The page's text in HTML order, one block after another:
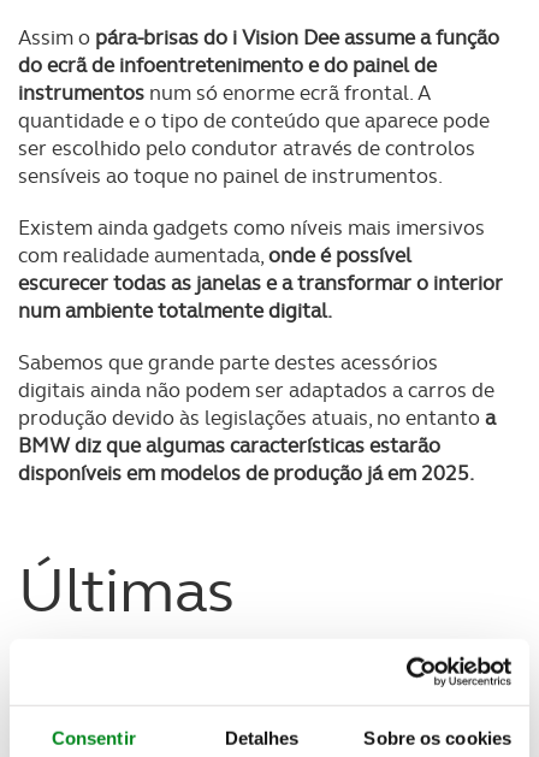
Consentir Detalhes Sobre os cookies
Assim o pára-brisas do i Vision Dee assume a função
do ecrã de infoentretenimento e do painel de
instrumentos num só enorme ecrã frontal. A
quantidade e o tipo de conteúdo que aparece pode
ser escolhido pelo condutor através de controlos
sensíveis ao toque no painel de instrumentos.
Existem ainda gadgets como níveis mais imersivos
com realidade aumentada,onde é possível
escurecer todas as janelas e a transformar o interior
num ambiente totalmente digital.
Sabemos que grande parte destes acessórios
digitais ainda não podem ser adaptados a carros de
produção devido às legislações atuais, no entantoa
BMW diz que algumas características estarão
disponíveis em modelos de produção já em 2025.
Últimas
Preço dos combustíveis